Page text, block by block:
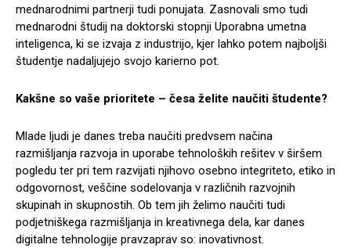
mednarodnimi partnerji tudi ponujata. Zasnovali smo tudi
mednarodni študij na doktorski stopnji Uporabna umetna
inteligenca, ki se izvaja z industrijo, kjer lahko potem najboljši
študentje nadaljujejo svojo karierno pot.
Kakšne so vaše prioritete – česa želite naučiti študente?
Mlade ljudi je danes treba naučiti predvsem načina
razmišljanja razvoja in uporabe tehnoloških rešitev v širšem
pogledu ter pri tem razvijati njihovo osebno integriteto, etiko in
odgovornost, veščine sodelovanja v različnih razvojnih
skupinah in skupnostih. Ob tem jih želimo naučiti tudi
podjetniškega razmišljanja in kreativnega dela, kar danes
digitalne tehnologije pravzaprav so: inovativnost.